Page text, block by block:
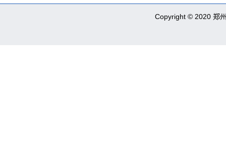
Copyright © 2020 郑